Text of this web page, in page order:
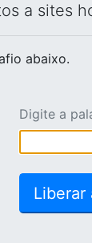
a sites
abaixo.
Digite a